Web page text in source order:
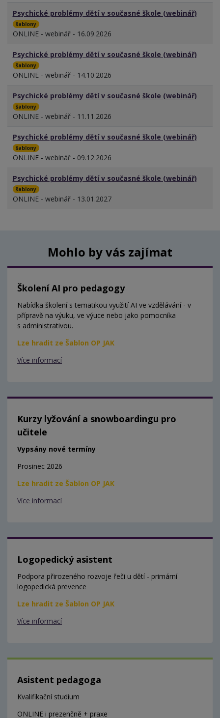
Psychické problémy dětí v současné škole (webinář)
šablony
ONLINE - webinář - 16.09.2026
Psychické problémy dětí v současné škole (webinář)
šablony
ONLINE - webinář - 14.10.2026
Psychické problémy dětí v současné škole (webinář)
šablony
ONLINE - webinář - 11.11.2026
Psychické problémy dětí v současné škole (webinář)
šablony
ONLINE - webinář - 09.12.2026
Psychické problémy dětí v současné škole (webinář)
šablony
ONLINE - webinář - 13.01.2027
Mohlo by vás zajímat
Školení AI pro pedagogy
Nabídka školení s tematikou využití AI ve vzdělávání - v
přípravě na výuku, ve výuce nebo jako pomocníka
s administrativou.
Lze hradit ze Šablon OP JAK
Více informací
Kurzy lyžování a snowboardingu pro
učitele
Vypsány nové termíny
Prosinec 2026
Lze hradit ze Šablon OP JAK
Více informací
Logopedický asistent
Podpora přirozeného rozvoje řeči u dětí - primární
logopedická prevence
Lze hradit ze Šablon OP JAK
Více informací
Asistent pedagoga
Kvalifikační studium
ONLINE i prezenčně + praxe